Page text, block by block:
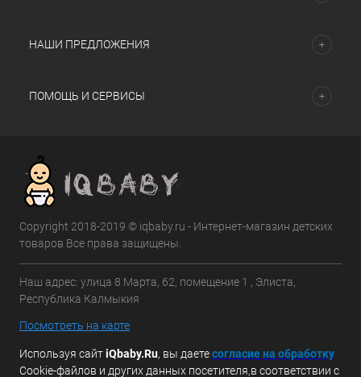
НАШИ ПРЕДЛОЖЕНИЯ
ПОМОЩЬ И СЕРВИСЫ
Copyright 2018-2019 © iqbaby.ru - Интернет-магазин детских
товаров Все права защищены.
Наш адрес: улица 8 Марта, 62, помещение 1 , Элиста,
Республика Калмыкия
Посмотреть на карте
Используя сайтiQbaby.Ru, вы даетесогласие на обработку
Cookie-файлов и других данных посетителя,в соответствии с